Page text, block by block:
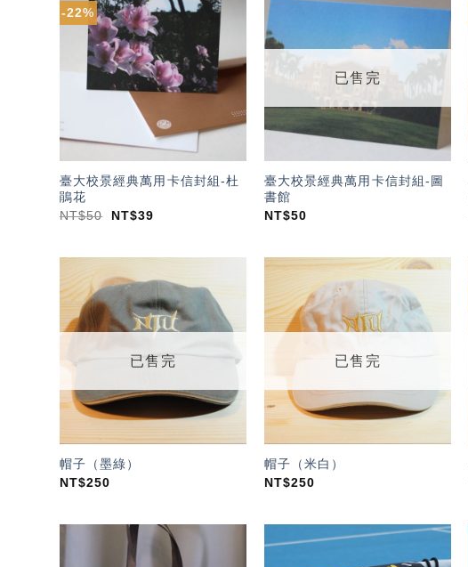
-22%
加入
「願
望輕
單」
臺大校景經典萬用卡信封組-杜
鵑花
NT$50 NT$39
望輕
已售完
臺大校景經典萬用卡信封組-圖
書館
NT$50
加入
「願
望輕
已售完
帽子（墨綠）
NT$250
加入
望輕
已售完
帽子（米白）
NT$250